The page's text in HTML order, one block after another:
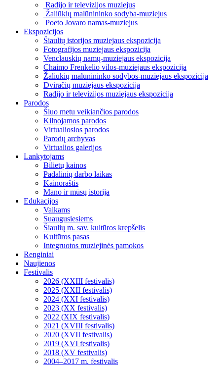
Radijo ir televizijos muziejus
Žaliūkių malūnininko sodyba-muziejus
Poeto Jovaro namas-muziejus
Ekspozicijos
Šiaulių istorijos muziejaus ekspozicija
Fotografijos muziejaus ekspozicija
Venclauskių namų-muziejaus ekspozicija
Chaimo Frenkelio vilos-muziejaus ekspozicija
Žaliūkių malūnininko sodybos-muziejaus ekspozicija
Dviračių muziejaus ekspozicija
Radijo ir televizijos muziejaus ekspozicija
Parodos
Šiuo metu veikiančios parodos
Kilnojamos parodos
Virtualiosios parodos
Parodų archyvas
Virtualios galerijos
Lankytojams
Bilietų kainos
Padalinių darbo laikas
Kainoraštis
Mano ir mūsų istorija
Edukacijos
Vaikams
Suaugusiesiems
Šiaulių m. sav. kultūros krepšelis
Kultūros pasas
Integruotos muziejinės pamokos
Renginiai
Naujienos
Festivalis
2026 (XXIII festivalis)
2025 (XXII festivalis)
2024 (XXI festivalis)
2023 (XX festivalis)
2022 (XIX festivalis)
2021 (XVIII festivalis)
2020 (XVII festivalis)
2019 (XVI festivalis)
2018 (XV festivalis)
2004–2017 m. festivalis